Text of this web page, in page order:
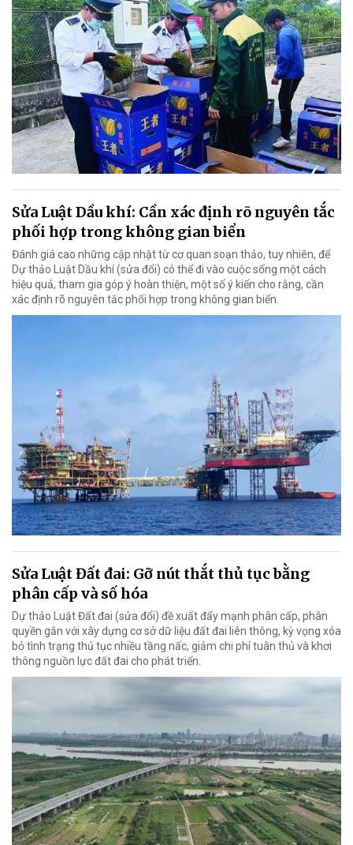
Sửa Luật Dầu khí: Cần xác định rõ nguyên tắc
phối hợp trong không gian biển
Đánh giá cao những cập nhật từ cơ quan soạn thảo, tuy nhiên, để
Dự thảo Luật Dầu khí (sửa đổi) có thể đi vào cuộc sống một cách
hiệu quả, tham gia góp ý hoàn thiện, một số ý kiến cho rằng, cần
xác định rõ nguyên tắc phối hợp trong không gian biển.
Sửa Luật Đất đai: Gỡ nút thắt thủ tục bằng
phân cấp và số hóa
Dự thảo Luật Đất đai (sửa đổi) đề xuất đẩy mạnh phân cấp, phân
quyền gắn với xây dựng cơ sở dữ liệu đất đai liên thông, kỳ vọng xóa
bỏ tình trạng thủ tục nhiều tầng nấc, giảm chi phí tuân thủ và khơi
thông nguồn lực đất đai cho phát triển.